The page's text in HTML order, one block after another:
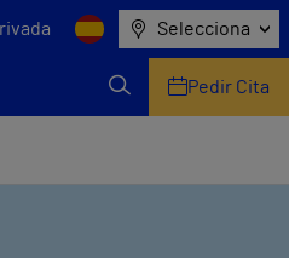
Selecciona
Pedir Cita